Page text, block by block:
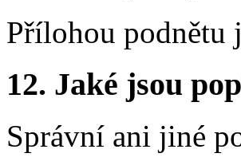
Přílohou podnětu
12. Jaké jsou
Správní ani jiné